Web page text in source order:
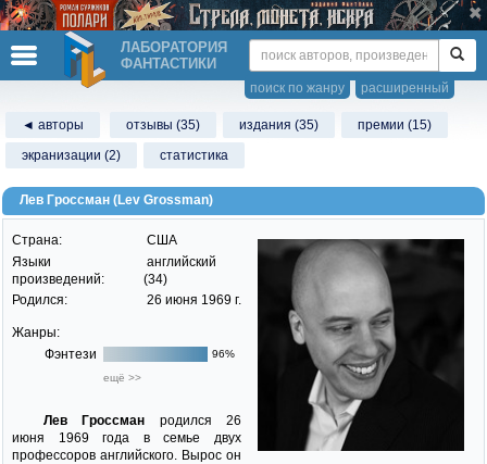
ЛАБОРАТОРИЯ
ФАНТАСТИКИ
расширенный
поиск по жанру
◄ авторы отзывы (35) издания (35)
премии (15)
экранизации (2)
статистика
Лев Гроссман (Lev Grossman)
Страна:
США
Языки
произведений:
английский
(34)
Родился:
26 июня 1969 г.
Жанры:
Фэнтези
96%
ещё >>
Лев Гроссман родился 26
июня 1969 года в семье двух
профессоров английского. Вырос он